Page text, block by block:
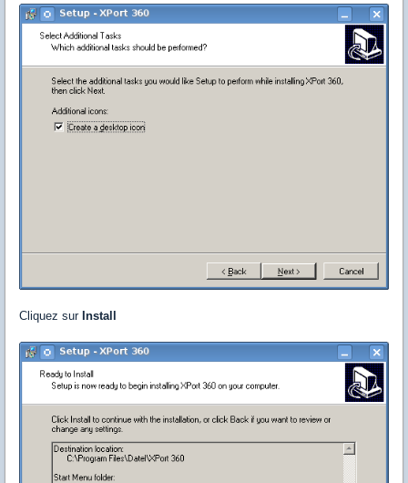
Cliquez sur Install